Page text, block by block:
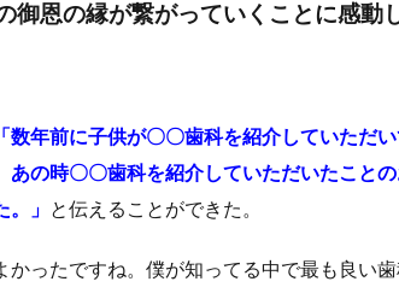
御恩の縁が繋がっていくことに感動
「数年前に子供が〇〇歯科を紹介していただ
あの時〇〇歯科を紹介していただいたこと
」 と伝えることができた。
かったですね。僕が知ってる中で最も良い